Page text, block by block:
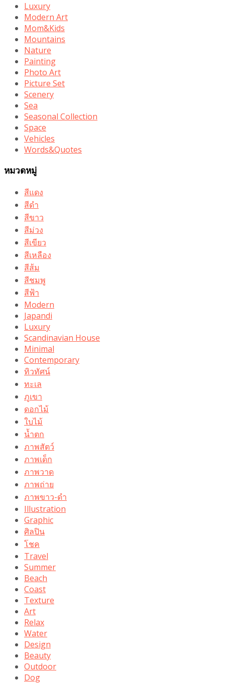
Luxury
Modern Art
Mom&Kids
Mountains
Nature
Painting
Photo Art
Picture Set
Scenery
Sea
Seasonal Collection
Space
Vehicles
Words&Quotes
หมวดหมู่
สีแดง
สีดำ
สีขาว
สีม่วง
สีเขียว
สีเหลือง
สีส้ม
สีชมพู
สีฟ้า
Modern
Japandi
Luxury
Scandinavian House
Minimal
Contemporary
ทิวทัศน์
ทะเล
ภูเขา
ดอกไม้
ใบไม้
น้ำตก
ภาพสัตว์
ภาพเด็ก
ภาพวาด
ภาพถ่าย
ภาพขาว-ดำ
Illustration
Graphic
ศิลปิน
โชค
Travel
Summer
Beach
Coast
Texture
Art
Relax
Water
Design
Beauty
Outdoor
Dog